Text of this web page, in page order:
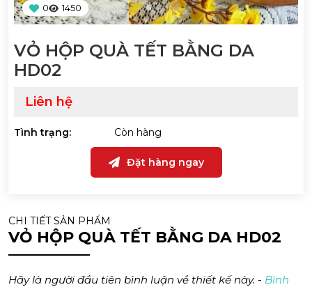
0 1450
VỎ HỘP QUÀ TẾT BẰNG DA
HD02
Liên hệ
Tình trạng: Còn hàng
Đặt hàng ngay
CHI TIẾT SẢN PHẨM
VỎ HỘP QUÀ TẾT BẰNG DA HD02
Hãy là người đầu tiên bình luận về thiết kế này. - Bình